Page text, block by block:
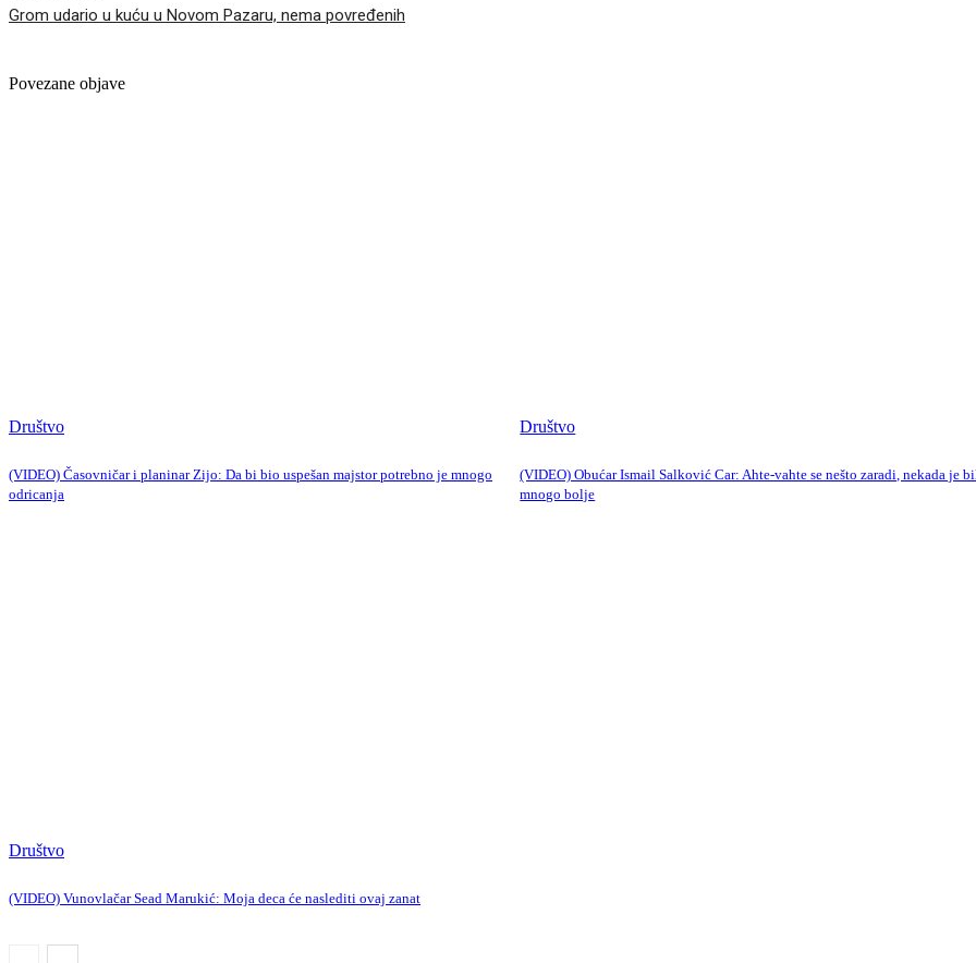
Grom udario u kuću u Novom Pazaru, nema povređenih
Povezane objave
Društvo
(VIDEO) Časovničar i planinar Zijo: Da bi bio uspešan majstor potrebno je mnogo
odricanja
Društvo
(VIDEO) Obućar Ismail Salković Car: Ahte-vahte se nešto zaradi, nekada je
mnogo bolje
Društvo
(VIDEO) Vunovlačar Sead Marukić: Moja deca će naslediti ovaj zanat